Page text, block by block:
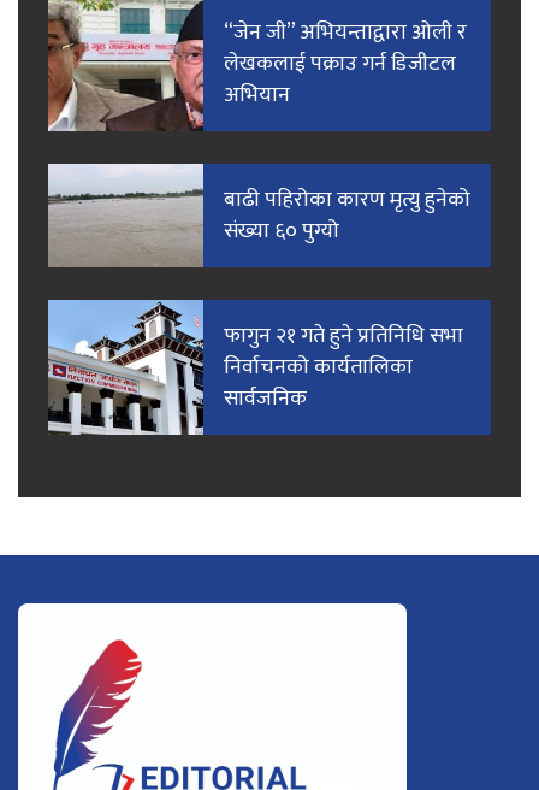
“जेन जी” अभियन्ताद्वारा ओली र
लेखकलाई पक्राउ गर्न डिजीटल
अभियान
बाढी पहिरोका कारण मृत्यु हुनेको
संख्या ६० पुग्यो
फागुन २१ गते हुने प्रतिनिधि सभा
निर्वाचनको कार्यतालिका
सार्वजनिक